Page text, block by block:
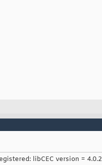
libCEC version = 4.0.2